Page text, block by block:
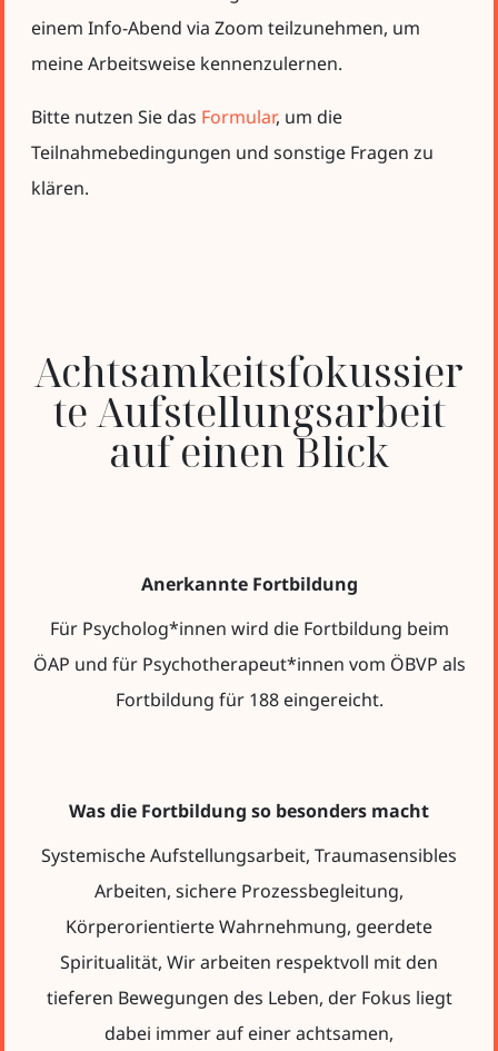
einem Info-Abend via Zoom teilzunehmen, um
meine Arbeitsweise kennenzulernen.
Bitte nutzen Sie das Formular, um die
Teilnahmebedingungen und sonstige Fragen zu
klären.
Achtsamkeitsfokussier
te Aufstellungsarbeit
auf einen Blick
Anerkannte Fortbildung
Für Psycholog*innen wird die Fortbildung beim
ÖAP und für Psychotherapeut*innen vom ÖBVP als
Fortbildung für 188 eingereicht.
Was die Fortbildung so besonders macht
Systemische Aufstellungsarbeit, Traumasensibles
Arbeiten, sichere Prozessbegleitung,
Körperorientierte Wahrnehmung, geerdete
Spiritualität, Wir arbeiten respektvoll mit den
tieferen Bewegungen des Leben, der Fokus liegt
dabei immer auf einer achtsamen,